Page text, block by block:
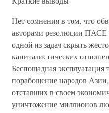
Нет сомнения в том, что
авторами резолюции ПАСЕ
одной из задач скрыть
капиталистических
Беспощадная эксплуатация
порабощение народов
отставших в своем
уничтожение миллионов